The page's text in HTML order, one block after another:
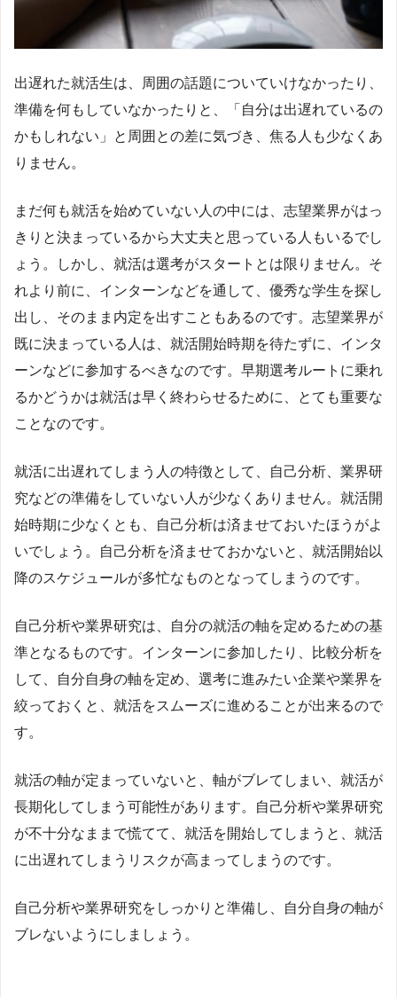
出遅れた就活生は、周囲の話題についていけなかったり、
準備を何もしていなかったりと、「自分は出遅れているの
かもしれない」と周囲との差に気づき、焦る人も少なくあ
りません。
まだ何も就活を始めていない人の中には、志望業界がはっ
きりと決まっているから大丈夫と思っている人もいるでし
ょう。しかし、就活は選考がスタートとは限りません。そ
れより前に、インターンなどを通して、優秀な学生を探し
出し、そのまま内定を出すこともあるのです。志望業界が
既に決まっている人は、就活開始時期を待たずに、インタ
ーンなどに参加するべきなのです。早期選考ルートに乗れ
るかどうかは就活は早く終わらせるために、とても重要な
ことなのです。
就活に出遅れてしまう人の特徴として、自己分析、業界研
究などの準備をしていない人が少なくありません。就活開
始時期に少なくとも、自己分析は済ませておいたほうがよ
いでしょう。自己分析を済ませておかないと、就活開始以
降のスケジュールが多忙なものとなってしまうのです。
自己分析や業界研究は、自分の就活の軸を定めるための基
準となるものです。インターンに参加したり、比較分析を
して、自分自身の軸を定め、選考に進みたい企業や業界を
絞っておくと、就活をスムーズに進めることが出来るので
す。
就活の軸が定まっていないと、軸がブレてしまい、就活が
長期化してしまう可能性があります。自己分析や業界研究
が不十分なままで慌てて、就活を開始してしまうと、就活
に出遅れてしまうリスクが高まってしまうのです。
自己分析や業界研究をしっかりと準備し、自分自身の軸が
ブレないようにしましょう。